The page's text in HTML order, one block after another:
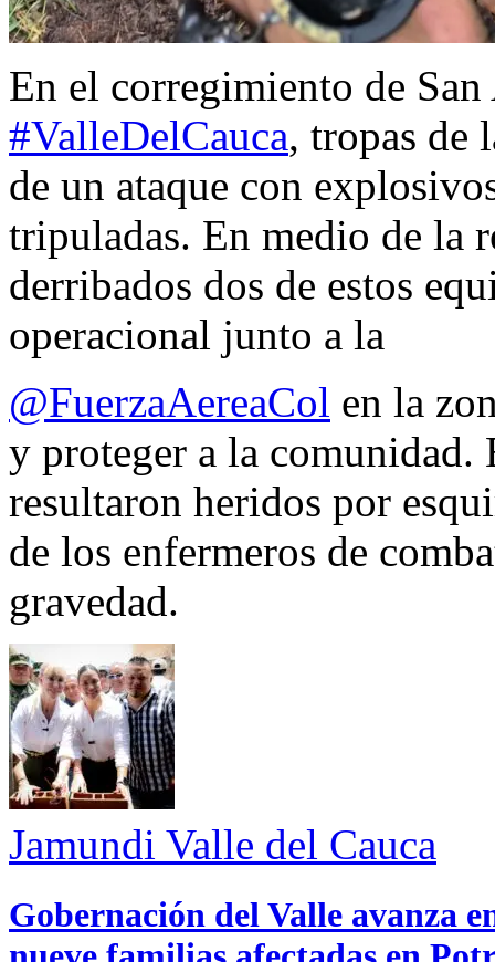
En el corregimiento de
#ValleDelCauca, tropas de
de un ataque con
tripuladas. En medio de la
derribados dos de estos
operacional junto a la
@FuerzaAereaCol en la
y proteger a la comunidad.
resultaron heridos por
de los enfermeros de
gravedad.
Jamundi Valle del Cauca
Gobernación del Valle avanza